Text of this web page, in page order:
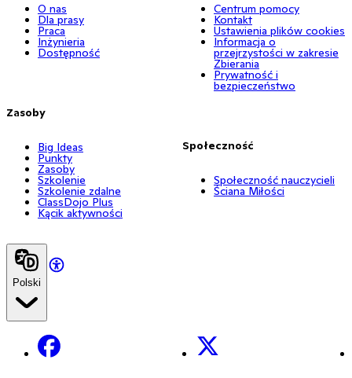
O nas
Dla prasy
Praca
Inżynieria
Dostępność
Zasoby
Big Ideas
Punkty
Zasoby
Szkolenie
Szkolenie zdalne
ClassDojo Plus
Kącik aktywności
Centrum pomocy
Kontakt
Ustawienia plików cookies
Informacja o
przejrzystości w zakresie
Zbierania
Prywatność i
bezpieczeństwo
Społeczność
Społeczność nauczycieli
Ściana Miłości
Polski
Facebook X